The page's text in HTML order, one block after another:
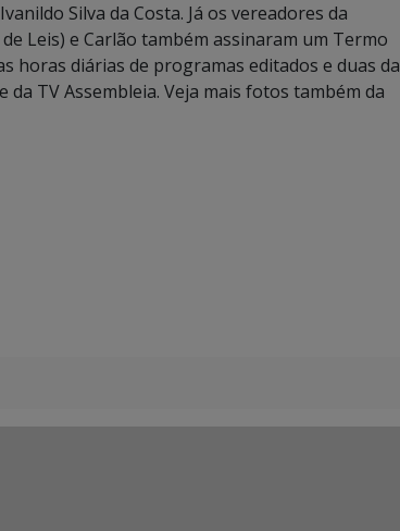
Silva da Costa. Já os vereadores da
Leis) e Carlão também assinaram um Termo
horas diárias de programas editados e duas da
TV Assembleia. Veja mais fotos também da